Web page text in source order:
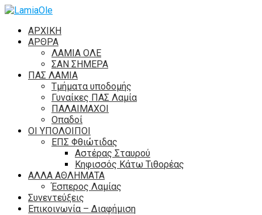
ΑΡΧΙΚΗ
ΑΡΘΡΑ
ΛΑΜΙΑ ΟΛΕ
ΣΑΝ ΣΗΜΕΡΑ
ΠΑΣ ΛΑΜΙΑ
Τμήματα υποδομής
Γυναίκες ΠΑΣ Λαμία
ΠΑΛΑΙΜΑΧΟΙ
Οπαδοί
ΟΙ ΥΠΟΛΟΙΠΟΙ
ΕΠΣ Φθιώτιδας
Αστέρας Σταυρού
Κηφισσός Κάτω Τιθορέας
ΑΛΛΑ ΑΘΛΗΜΑΤΑ
Έσπερος Λαμίας
Συνεντεύξεις
Επικοινωνία – Διαφήμιση